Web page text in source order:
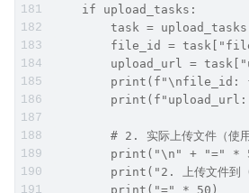
if upload_tasks:
task =
file_id =
upload_url =
print(f"\nfile_id:
print(f"upload_url:
# 2. 实际上传文件（使用
print("\n" + "=" *
print("2. 上传文件到
print("=" * 50)